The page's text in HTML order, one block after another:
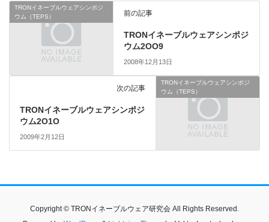
TRONイネーブルウェアシンポジ
ウム（TEPS）
前の記事
TRONイネーブルウェアシンポジ
ウム2OO9
2008年12月13日
TRONイネーブルウェアシンポジ
ウム（TEPS）
次の記事
TRONイネーブルウェアシンポジ
ウム2O1O
2009年2月12日
Copyright © TRONイネーブルウェア研究会 All Rights Reserved.